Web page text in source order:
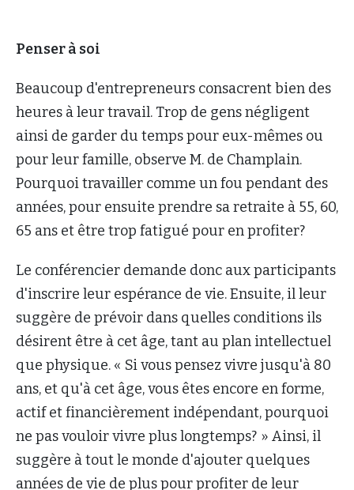
Penser à soi
Beaucoup d'entrepreneurs consacrent bien des
heures à leur travail. Trop de gens négligent
ainsi de garder du temps pour eux-mêmes ou
pour leur famille, observe M. de Champlain.
Pourquoi travailler comme un fou pendant des
années, pour ensuite prendre sa retraite à 55, 60,
65 ans et être trop fatigué pour en profiter?
Le conférencier demande donc aux participants
d'inscrire leur espérance de vie. Ensuite, il leur
suggère de prévoir dans quelles conditions ils
désirent être à cet âge, tant au plan intellectuel
que physique. « Si vous pensez vivre jusqu'à 80
ans, et qu'à cet âge, vous êtes encore en forme,
actif et financièrement indépendant, pourquoi
ne pas vouloir vivre plus longtemps? » Ainsi, il
suggère à tout le monde d'ajouter quelques
années de vie de plus pour profiter de leur